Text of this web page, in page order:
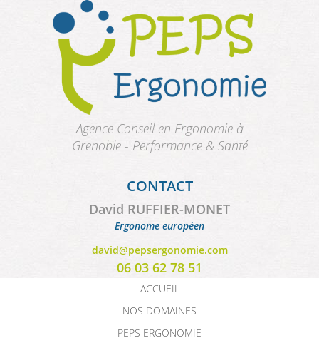
Aller au contenu principal
Agence Conseil en Ergonomie à
Grenoble - Performance & Santé
CONTACT
David RUFFIER-MONET
Ergonome européen
david@pepsergonomie.com
06 03 62 78 51
ACCUEIL
NOS DOMAINES
PEPS ERGONOMIE